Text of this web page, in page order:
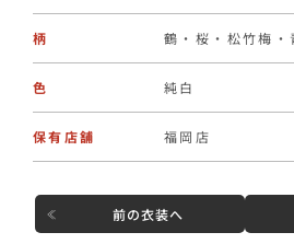
柄 鶴・桜・松竹梅・
色 純白
保有店舗 福岡店
前の衣装へ